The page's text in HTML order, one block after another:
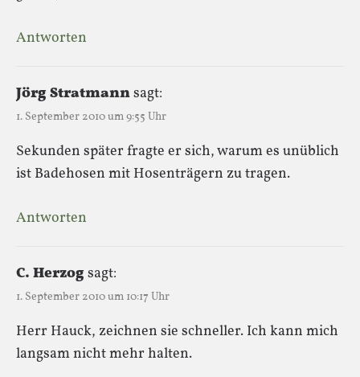
Antworten
Jörg Stratmannsagt:
1. September 2010 um 9:55 Uhr
Sekunden später fragte er sich, warum es unüblich
ist Badehosen mit Hosenträgern zu tragen.
Antworten
C. Herzogsagt:
1. September 2010 um 10:17 Uhr
Herr Hauck, zeichnen sie schneller. Ich kann mich
langsam nicht mehr halten.